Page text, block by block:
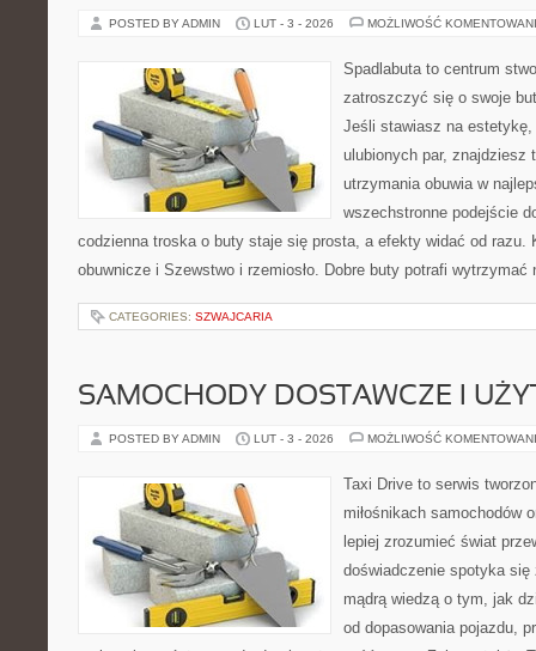
POSTED BY ADMIN LUT - 3 - 2026 MOŻLIWOŚĆ
Spadlabuta to centrum
zatroszczyć się o swoje
Jeśli stawiasz na estetykę,
ulubionych par, znajdziesz
utrzymania obuwia w
wszechstronne podejście
codzienna troska o buty staje się prosta, a efekty widać od razu.
obuwnicze i Szewstwo i rzemiosło. Dobre buty potrafi wytrzymać
CATEGORIES: SZWAJCARIA
SAMOCHODY DOSTAWCZE I
POSTED BY ADMIN LUT - 3 - 2026 MOŻLIWOŚĆ
Taxi Drive to serwis
miłośnikach samochodów
lepiej zrozumieć świat
doświadczenie spotyka się
mądrą wiedzą o tym, jak
od dopasowania pojazdu,